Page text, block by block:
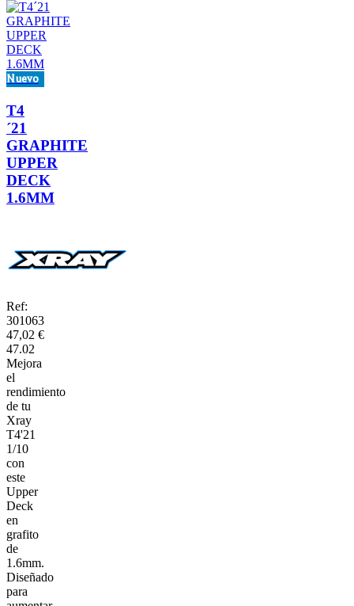
Nuevo
T4
´21
GRAPHITE
UPPER
DECK
1.6MM
Ref:
301063
47,02 €
47.02
Mejora
el
rendimiento
de tu
Xray
T4'21
1/10
con
este
Upper
Deck
en
grafito
de
1.6mm.
Diseñado
para